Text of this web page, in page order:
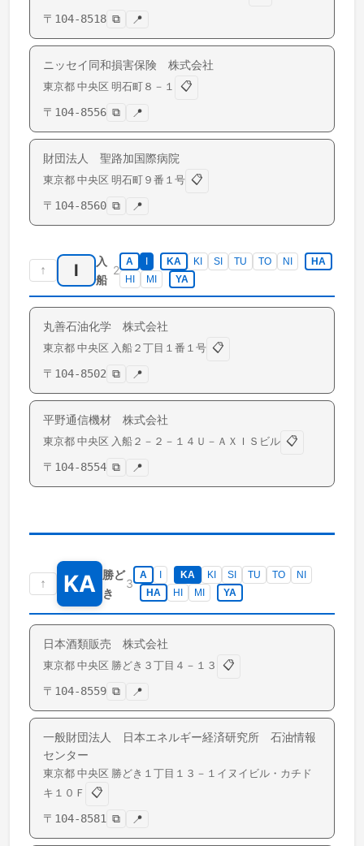
〒 104-8518 ⧉ 📍
ニッセイ同和損害保険 株式会社
東京都 中央区 明石町 ８－１
📋
〒 104-8556 ⧉ 📍
財団法人 聖路加国際病院
東京都 中央区 明石町 ９番１号 📋
〒 104-8560 ⧉ 📍
↑ I
入
船
2
A KA KI SI TU TO NI
HA
HI
MI YA
丸善石油化学 株式会社
東京都 中央区 入船 ２丁目１番１号 📋
〒 104-8502 ⧉ 📍
平野通信機材 株式会社
東京都 中央区 入船 ２－２－１４Ｕ－ＡＸＩＳビル 📋
〒 104-8554 ⧉ 📍
↑ KA 勝ど
き
3
A KA KI SI TU TO
NI
HA
HI MI YA
日本酒類販売 株式会社
東京都 中央区 勝どき ３丁目４－１３
📋
〒 104-8559 ⧉ 📍
一般財団法人 日本エネルギー経済研究所 石油情報
センター
東京都 中央区 勝どき １丁目１３－１イヌイビル・カチド
キ１０Ｆ
📋
〒 104-8581 ⧉ 📍